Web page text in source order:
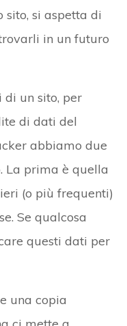
sito, si aspetta di
in un futuro
un sito, per
di dati del
abbiamo due
La prima è quella
(o più frequenti)
Se qualcosa
questi dati per
una copia